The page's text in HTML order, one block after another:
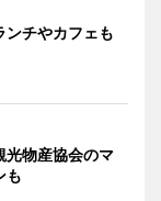
チやカフェも
光物産協会のマ
も